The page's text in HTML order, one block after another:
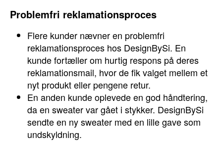
Problemfri reklamationsproces
Flere kunder nævner en problemfri
reklamationsproces hos DesignBySi. En
kunde fortæller om hurtig respons på deres
reklamationsmail, hvor de fik valget mellem et
nyt produkt eller pengene retur.
En anden kunde oplevede en god håndtering,
da en sweater var gået i stykker. DesignBySi
sendte en ny sweater med en lille gave som
undskyldning.